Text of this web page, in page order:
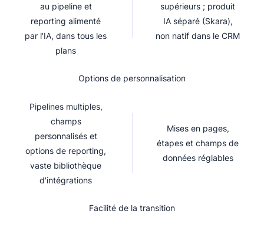
au pipeline et
reporting alimenté
par l'IA, dans tous les
plans
supérieurs ; produit
IA séparé (Skara),
non natif dans le CRM
Options de personnalisation
Pipelines multiples,
champs
personnalisés et
options de reporting,
vaste bibliothèque
d'intégrations
Mises en pages,
étapes et champs de
données réglables
Facilité de la transition